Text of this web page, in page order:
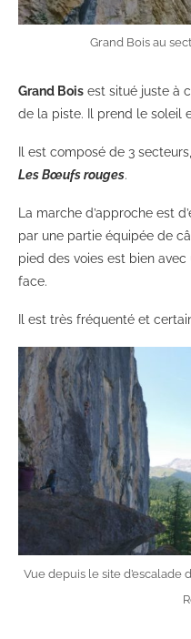
Grand Bois au
Grand Bois est situé juste à
de la piste. Il prend le soleil
Il est composé de 3
Les Bœufs rouges.
La marche d’approche est
par une partie équipée de
pied des voies est bien avec
face.
Il est très fréquenté et
Vue depuis le site